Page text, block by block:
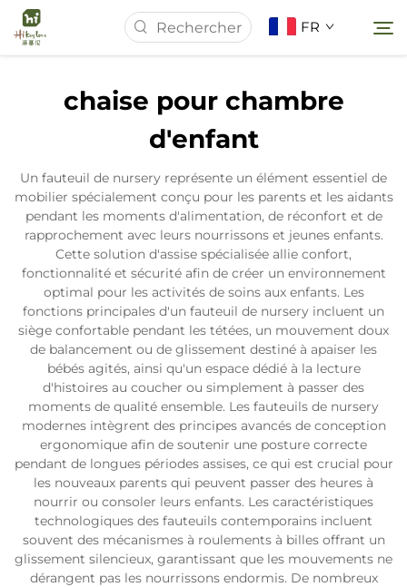
FR
À Propos de Nous
Produits
Actualités
Études de Cas
Contactez-nous
chaise pour chambre
d'enfant
Un fauteuil de nursery représente un élément essentiel de
mobilier spécialement conçu pour les parents et les aidants
pendant les moments d'alimentation, de réconfort et de
rapprochement avec leurs nourrissons et jeunes enfants.
Cette solution d'assise spécialisée allie confort,
fonctionnalité et sécurité afin de créer un environnement
optimal pour les activités de soins aux enfants. Les
fonctions principales d'un fauteuil de nursery incluent un
siège confortable pendant les tétées, un mouvement doux
de balancement ou de glissement destiné à apaiser les
bébés agités, ainsi qu'un espace dédié à la lecture
d'histoires au coucher ou simplement à passer des
moments de qualité ensemble. Les fauteuils de nursery
modernes intègrent des principes avancés de conception
ergonomique afin de soutenir une posture correcte
pendant de longues périodes assises, ce qui est crucial pour
les nouveaux parents qui peuvent passer des heures à
nourrir ou consoler leurs enfants. Les caractéristiques
technologiques des fauteuils contemporains incluent
souvent des mécanismes à roulements à billes offrant un
glissement silencieux, garantissant que les mouvements ne
dérangent pas les nourrissons endormis. De nombreux